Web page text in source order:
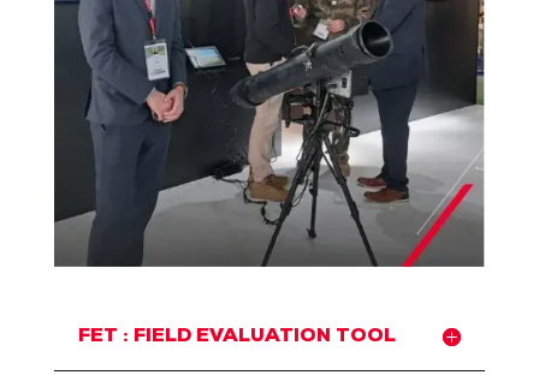
FET : FIELD EVALUATION TOOL